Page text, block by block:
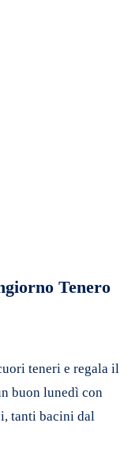
Tenero
teneri e regala il
buon lunedì con
tanti bacini dal